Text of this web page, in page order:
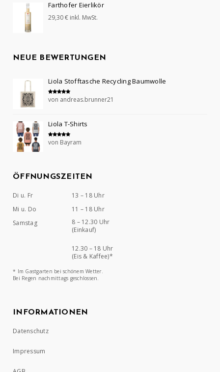
Farthofer Eierlikör
29,30€ inkl. MwSt.
NEUE BEWERTUNGEN
Liola Stofftasche Recycling Baumwolle
Bewertet mit
von andreas.brunner21
Liola T-Shirts
Bewertet mit
von Bayram
ÖFFNUNGSZEITEN
Di u. Fr
13 – 18 Uhr
Mi u. Do
11 – 18 Uhr
Samstag
8 – 12.30 Uhr
(Einkauf)
12.30 – 18 Uhr
(Eis & Kaffee)*
* Im Gastgarten bei schönem Wetter.
Bei Regen nachmittags geschlossen.
INFORMATIONEN
Datenschutz
Impressum